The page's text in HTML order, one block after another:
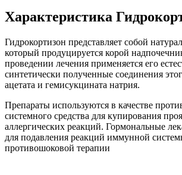
Характеристика
Гидрокортизон представляет собой
который продуцируется корой
проведении лечения применяется его
синтетически полученные соединения
ацетата и гемисукцината натрия.
Препараты используются в качестве
системного средства для купирования
аллергических реакций. Гормональные
для подавления реакций иммунной
противошоковой терапии